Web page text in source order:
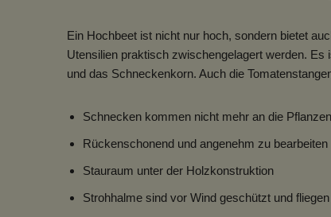
Ein Hochbeet ist nicht nur hoch, sondern bietet
Utensilien praktisch zwischengelagert werden.
und das Schneckenkorn. Auch die
Schnecken kommen nicht mehr an die
Rückenschonend und angenehm zu bearbeiten
Stauraum unter der Holzkonstruktion
Strohhalme sind vor Wind geschützt und